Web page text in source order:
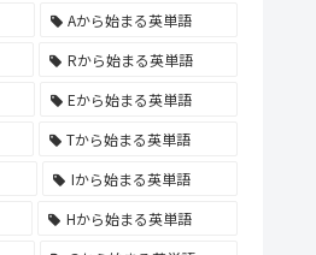
Aから始まる英単語
Rから始まる英単語
Eから始まる英単語
Tから始まる英単語
Iから始まる英単語
Hから始まる英単語